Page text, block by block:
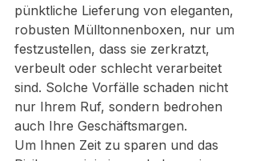
pünktliche Lieferung von eleganten,
robusten Mülltonnenboxen, nur um
festzustellen, dass sie zerkratzt,
verbeult oder schlecht verarbeitet
sind. Solche Vorfälle schaden nicht
nur Ihrem Ruf, sondern bedrohen
auch Ihre Geschäftsmargen.
Um Ihnen Zeit zu sparen und das